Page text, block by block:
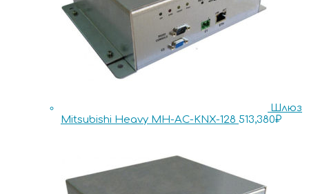
Шлюз
Mitsubishi Heavy MH-AC-KNX-128 513,380₽